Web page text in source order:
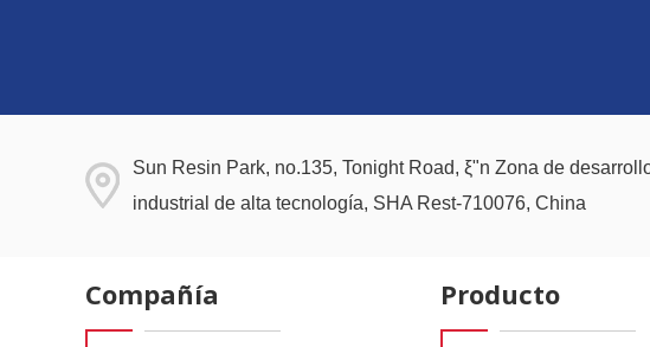
Sun Resin Park, no.135, Tonight Road, ξ"n Zona de
industrial de alta tecnología, SHA Rest-710076, China
Compañía Producto